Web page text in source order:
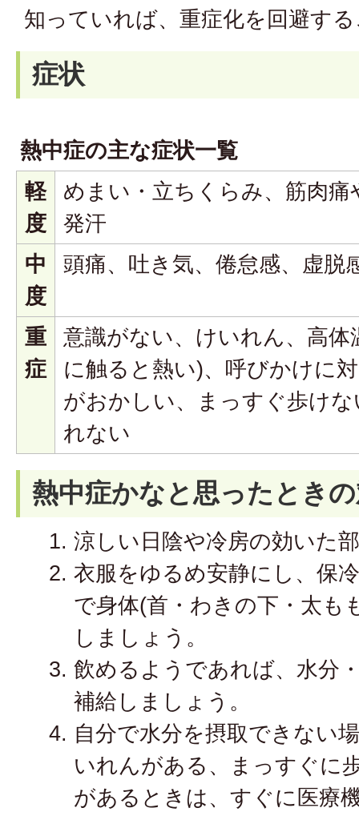
知っていれば、重症化を回避す
症状
熱中症の主な症状一覧
軽
度
めまい・立ちくらみ、筋肉痛
発汗
中
度
頭痛、吐き気、倦怠感、虚脱
重
症
意識がない、けいれん、高体
に触ると熱い)、呼びかけに
がおかしい、まっすぐ歩けな
れない
熱中症かなと思ったとき
涼しい日陰や冷房の効いた
衣服をゆるめ安静にし、保
で身体(首・わきの下・太も
しましょう。
飲めるようであれば、水分
補給しましょう。
自分で水分を摂取できない
いれんがある、まっすぐに
があるときは、すぐに医療